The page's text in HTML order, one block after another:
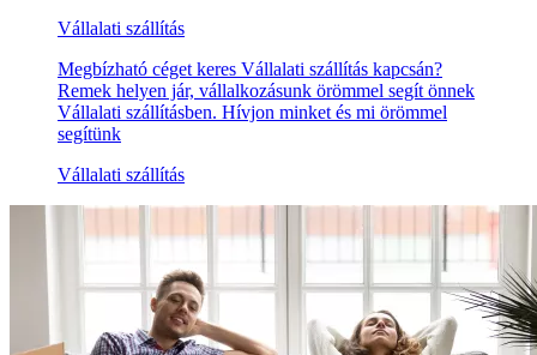
Vállalati szállítás
Megbízható céget keres Vállalati szállítás kapcsán?
Remek helyen jár, vállalkozásunk örömmel segít önnek
Vállalati szállításben. Hívjon minket és mi örömmel
segítünk
Vállalati szállítás